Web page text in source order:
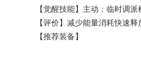
【觉醒技能】主动：临时调
【评价】减少能量消耗快速
【推荐装备】